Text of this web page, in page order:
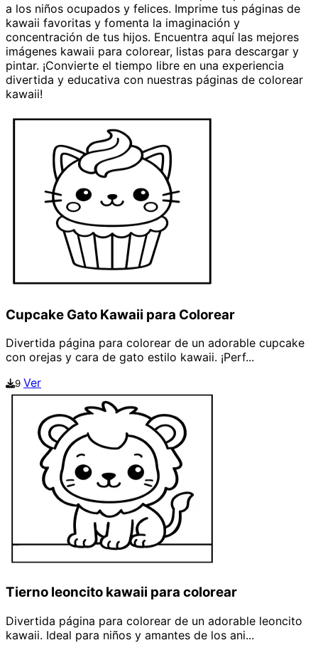
a los niños ocupados y felices. Imprime tus páginas de
kawaii favoritas y fomenta la imaginación y
concentración de tus hijos. Encuentra aquí las mejores
imágenes kawaii para colorear, listas para descargar y
pintar. ¡Convierte el tiempo libre en una experiencia
divertida y educativa con nuestras páginas de colorear
kawaii!
Páginas para Colorear
Cupcake Gato Kawaii para Colorear
Divertida página para colorear de un adorable cupcake
con orejas y cara de gato estilo kawaii. ¡Perf...
9 Ver
Tierno leoncito kawaii para colorear
Divertida página para colorear de un adorable leoncito
kawaii. Ideal para niños y amantes de los ani...